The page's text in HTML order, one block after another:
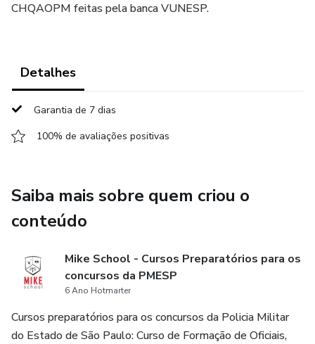
CHQAOPM feitas pela banca VUNESP.
Detalhes
Garantia de 7 dias
100% de avaliações positivas
Saiba mais sobre quem criou o
conteúdo
Mike School - Cursos Preparatórios para os
concursos da PMESP
6 Ano Hotmarter
Cursos preparatórios para os concursos da Policia Militar
do Estado de São Paulo: Curso de Formação de Oficiais,